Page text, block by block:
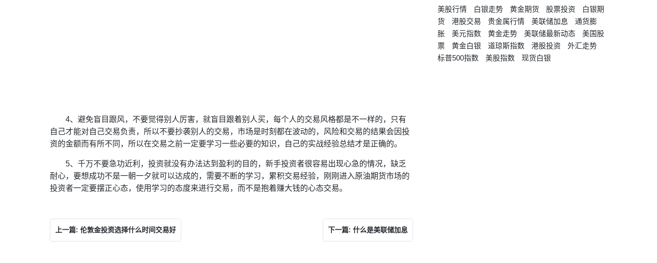
4、避免盲目跟风，不要觉得别人厉害，就盲目跟着别人买，每个人的交易风格都是不一样的，只有
自己才能对自己交易负责，所以不要抄袭别人的交易，市场是时刻都在波动的，风险和交易的结果会因投
资的金额而有所不同，所以在交易之前一定要学习一些必要的知识，自己的实战经验总结才是正确的。
5、千万不要急功近利，投资就没有办法达到盈利的目的，新手投资者很容易出现心急的情况，缺乏
耐心，要想成功不是一朝一夕就可以达成的，需要不断的学习，累积交易经验，刚刚进入原油期货市场的
投资者一定要摆正心态，使用学习的态度来进行交易，而不是抱着赚大钱的心态交易。
上一篇: 伦敦金投资选择什么时间交易好 下一篇: 什么是美联储加息
美股行情 白银走势 黄金期货 股票投资
白银期
货
港股交易 贵金属行情 美联储加息
通货膨
胀
美元指数 黄金走势 美联储最新动态
美国股
票
黄金白银 道琼斯指数 港股投资
外汇走势
标普500指数
美股指数 现货白银